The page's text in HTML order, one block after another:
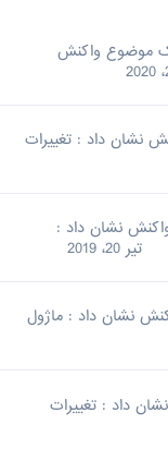
موضوع واکنش
نشان داد : تغییرات
نشان داد :
تیر 20، 2019
نشان داد : ماژول
داد : تغییرات